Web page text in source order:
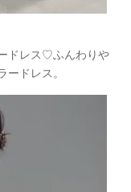
ドレス♡ふんわりや
ドレス。